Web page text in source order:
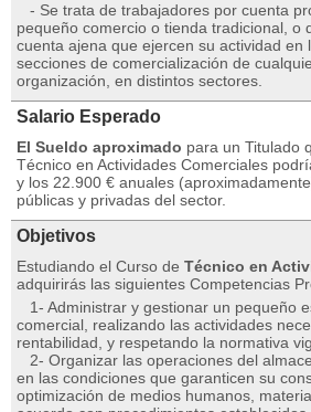
- Se trata de trabajadores por cuenta
pequeño comercio o tienda tradicional, o
cuenta ajena que ejercen su actividad en
secciones de comercialización de
organización, en distintos sectores.
Salario Esperado
El Sueldo aproximado para un Titulado
Técnico en Actividades Comerciales
y los 22.900 € anuales
públicas y privadas del sector.
Objetivos
Estudiando el Curso de Técnico en
adquirirás las siguientes Competencias
1- Administrar y gestionar un pequeño
comercial, realizando las actividades
rentabilidad, y respetando la normativa
2- Organizar las operaciones del
en las condiciones que garanticen su
optimización de medios humanos,